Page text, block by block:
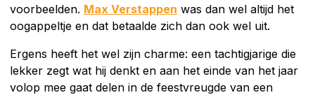
voorbeelden. Max Verstappen was dan wel altijd het
oogappeltje en dat betaalde zich dan ook wel uit.
Ergens heeft het wel zijn charme: een tachtigjarige die
lekker zegt wat hij denkt en aan het einde van het jaar
volop mee gaat delen in de feestvreugde van een